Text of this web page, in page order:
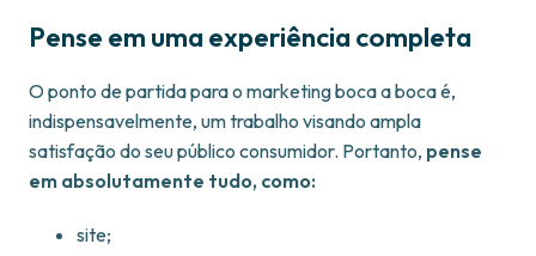
Pense em uma experiência completa
O ponto de partida para o marketing boca a boca é,
indispensavelmente, um trabalho visando ampla
satisfação do seu público consumidor. Portanto, pense
em absolutamente tudo, como:
site;